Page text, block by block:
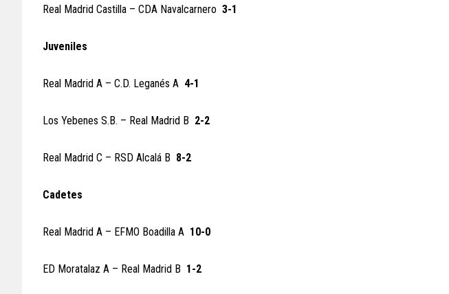
Real Madrid Castilla – CDA Navalcarnero 3-1
Juveniles
Real Madrid A – C.D. Leganés A 4-1
Los Yebenes S.B. – Real Madrid B 2-2
Real Madrid C – RSD Alcalá B 8-2
Cadetes
Real Madrid A – EFMO Boadilla A 10-0
ED Moratalaz A – Real Madrid B 1-2